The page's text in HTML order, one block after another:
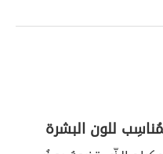
للون البشرة